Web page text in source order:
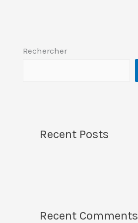
Rechercher
Recent Posts
Recent Comments